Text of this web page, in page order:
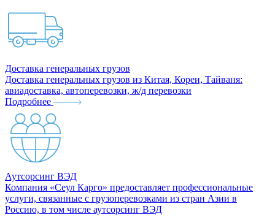
Доставка генеральных грузов
Доставка генеральных грузов из Китая, Кореи, Тайваня:
авиадоставка, автоперевозки, ж/д перевозки
Подробнее
Аутсорсинг ВЭД
Компания «Сеул Карго» предоставляет профессиональные
услуги, связанные с грузоперевозками из стран Азии в
Россию, в том числе аутсорсинг ВЭД